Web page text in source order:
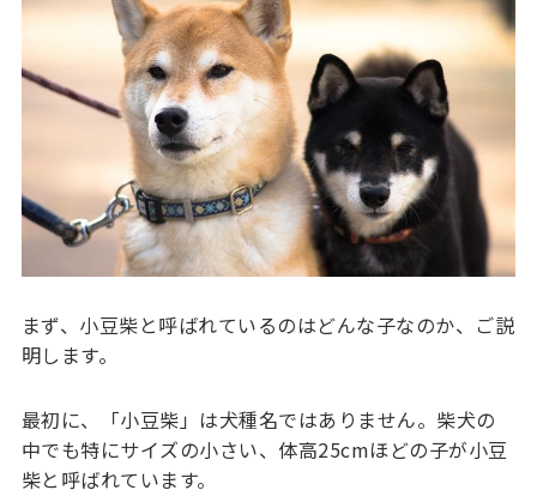
まず、小豆柴と呼ばれているのはどんな子なのか、ご説
明します。
最初に、「小豆柴」は犬種名ではありません。柴犬の
中でも特にサイズの小さい、体高25cmほどの子が小豆
柴と呼ばれています。